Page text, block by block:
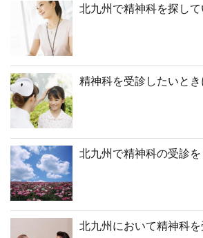
北九州で精神科を探して
精神科を受診したいと
北九州で精神科の受診
北九州において精神科